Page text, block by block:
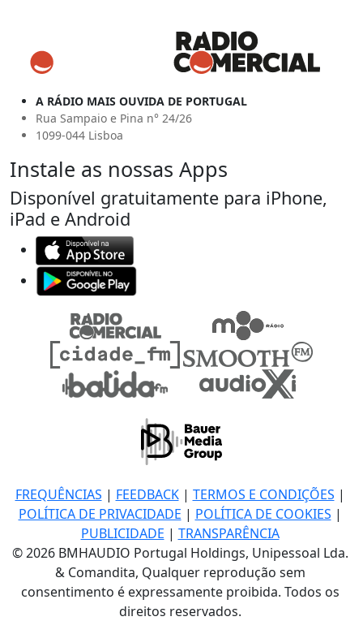
A RÁDIO MAIS OUVIDA DE PORTUGAL
Rua Sampaio e Pina n° 24/26
1099-044 Lisboa
Instale as nossas Apps
Disponível gratuitamente para iPhone,
iPad e Android
FREQUÊNCIAS | FEEDBACK| TERMOS E CONDIÇÕES |
POLÍTICA DE PRIVACIDADE | POLÍTICA DE COOKIES |
PUBLICIDADE | TRANSPARÊNCIA
© 2026 BMHAUDIO Portugal Holdings, Unipessoal Lda.
& Comandita, Qualquer reprodução sem
consentimento é expressamente proibida. Todos os
direitos reservados.